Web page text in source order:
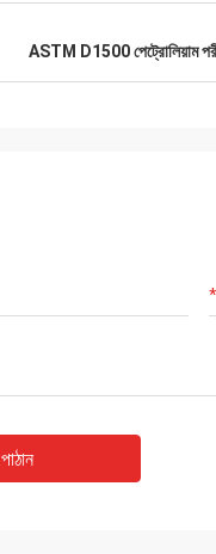
ASTM D1500 পেট্রোলিয়াম